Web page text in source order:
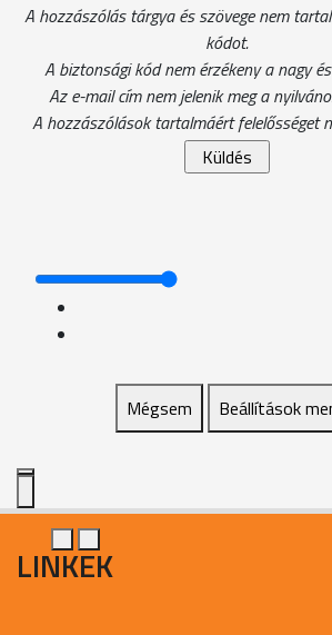
A hozzászólás tárgya és szövege nem
kódot.
A biztonsági kód nem érzékeny a nagy
Az e-mail cím nem jelenik meg a
A hozzászólások tartalmáért felelősséget
Mégsem Beállítások
LINKEK